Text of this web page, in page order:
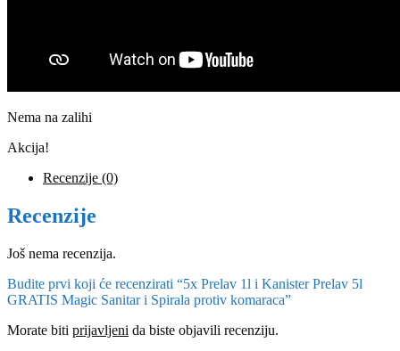
Nema na zalihi
Akcija!
Recenzije (0)
Recenzije
Još nema recenzija.
Budite prvi koji će recenzirati “5x Prelav 1l i Kanister Prelav 5l
GRATIS Magic Sanitar i Spirala protiv komaraca”
Morate biti prijavljeni da biste objavili recenziju.